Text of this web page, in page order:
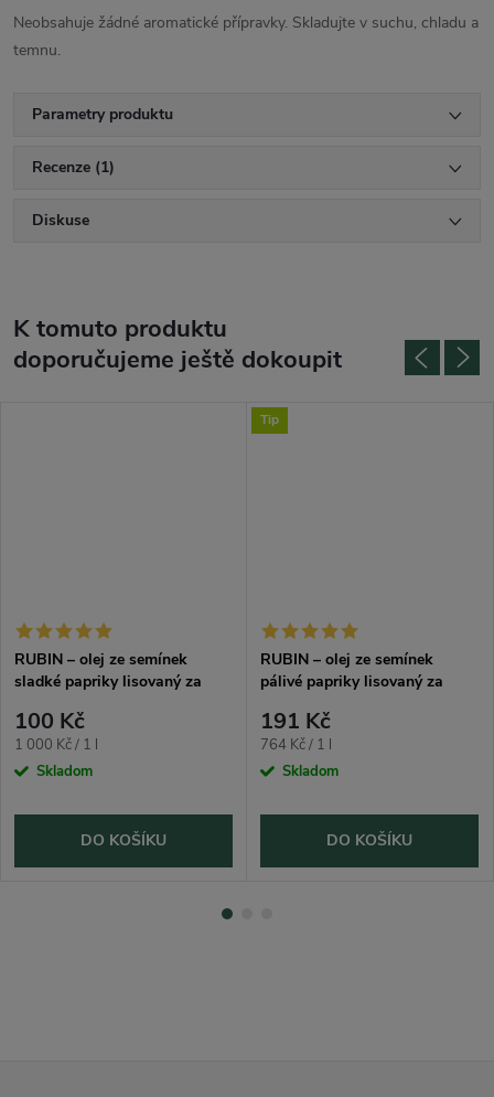
Neobsahuje žádné aromatické přípravky. Skladujte v suchu, chladu a
temnu.
Parametry produktu
Recenze (1)
Diskuse
K tomuto produktu
doporučujeme ještě dokoupit
RUBIN – olej ze semínek
sladké papriky lisovaný za
100 Kč
Měrná
cena:
1 000 Kč / 1 l
Skladom
DO KOŠÍKU
Tip
RUBIN – olej ze semínek
pálivé papriky lisovaný za
191 Kč
Měrná
cena:
764 Kč / 1 l
Skladom
DO KOŠÍKU